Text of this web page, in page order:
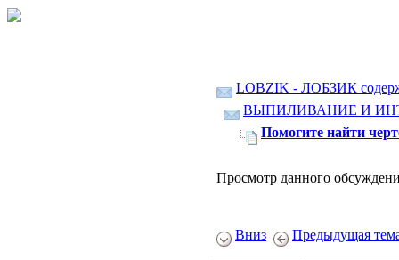
LOBZIK - ЛОБЗИК
ВЫПИЛИВАНИЕ И
Помогите найти
Просмотр данного
Вниз Предыдущая